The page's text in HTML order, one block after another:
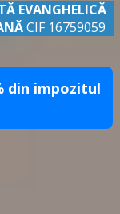
EVANGHELICĂ
CIF 16759059
din impozitul